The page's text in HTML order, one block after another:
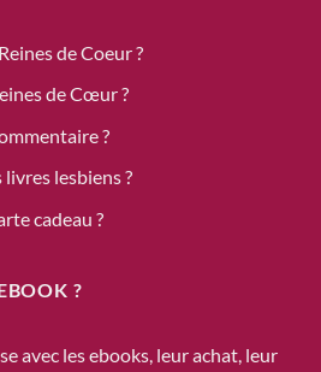
de Coeur ?
de Cœur ?
?
lesbiens ?
cadeau ?
?
avec les ebooks, leur achat, leur